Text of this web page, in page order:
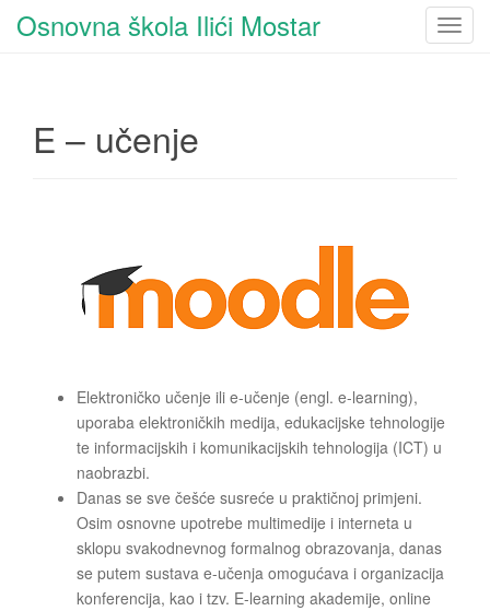
T
Osnovna škola Ilići Mostar
E – učenje
Elektroničko učenje ili e-učenje (engl. e-learning),
uporaba elektroničkih medija, edukacijske tehnologije
te informacijskih i komunikacijskih tehnologija (ICT) u
naobrazbi.
Danas se sve češće susreće u praktičnoj primjeni.
Osim osnovne upotrebe multimedije i interneta u
sklopu svakodnevnog formalnog obrazovanja, danas
se putem sustava e-učenja omogućava i organizacija
konferencija, kao i tzv. E-learning akademije, online